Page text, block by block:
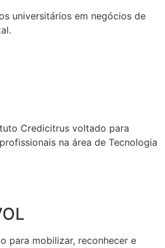
universitários em negócios de
Credicitrus voltado para
na área de Tecnologia
para mobilizar, reconhecer e